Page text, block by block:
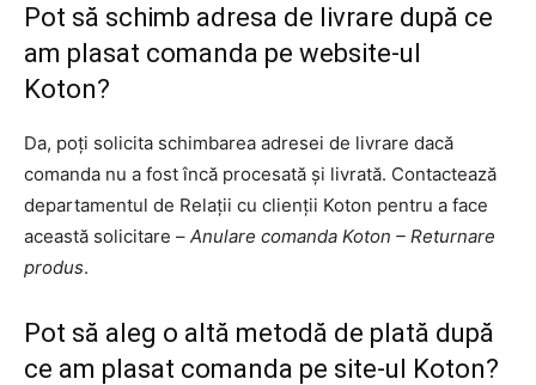
Pot să schimb adresa de livrare după ce
am plasat comanda pe website-ul
Koton?
Da, poți solicita schimbarea adresei de livrare dacă
comanda nu a fost încă procesată și livrată. Contactează
departamentul de Relații cu clienții Koton pentru a face
această solicitare – Anulare comanda Koton – Returnare
produs.
Pot să aleg o altă metodă de plată după
ce am plasat comanda pe site-ul Koton?